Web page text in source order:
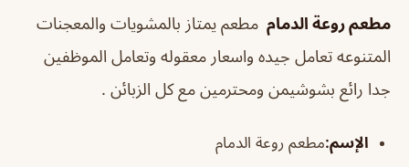
مطعم روعة الدمام مطعم يمتاز بالمشويات والمعجنات
المتنوعه تعامل جيده واسعار معقوله وتعامل الموظفين
جدا رائع بشوشيمن ومحترمين مع كل الزبائن .
الإسم:مطعم روعة الدمام